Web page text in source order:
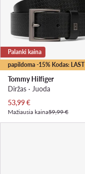
papildoma -15% Kodas: LAST
Palanki kaina
Tommy Hilfiger
Diržas · Juoda
Dabartinė kaina
53,99€
Mažiausia kaina59,99 €